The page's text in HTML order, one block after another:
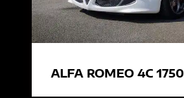
ALFA ROMEO 4C